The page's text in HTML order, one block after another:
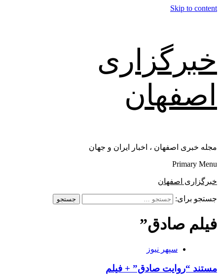
Skip to content
خبرگزاری
اصفهان
مجله خبری اصفهان ، اخبار ایران و جهان
Primary Menu
خبرگزاری اصفهان
جستجو برای:
فیلم صادق”
سپهر نیوز
مستند “روایت صادق” + فیلم